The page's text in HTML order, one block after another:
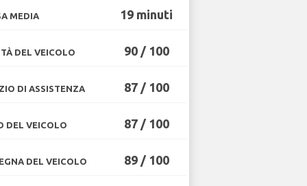
MEDIA 19 minuti
DEL VEICOLO 90 / 100
DI ASSISTENZA 87 / 100
DEL VEICOLO 87 / 100
DEL VEICOLO 89 / 100